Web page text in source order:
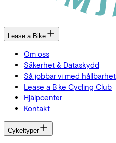
Lease a Bike
Om oss
Säkerhet & Dataskydd
Så jobbar vi med hållbarhet
Lease a Bike Cycling Club
Hjälpcenter
Kontakt
Cykeltyper